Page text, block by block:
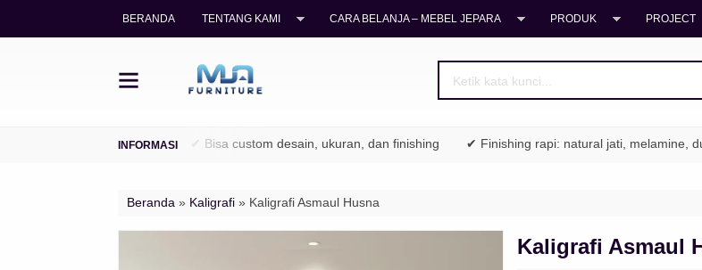
BERANDA TENTANG KAMI CARA BELANJA – MEBEL JEPARA PRODUK PROJECT
(TPK / Perhutani) ✔ Bisa custom desain, ukuran, dan finishing ✔ Finishing rapi: natural jati, melamine, duco
Beranda » Kaligrafi » Kaligrafi Asmaul Husna
Kaligrafi Asmaul